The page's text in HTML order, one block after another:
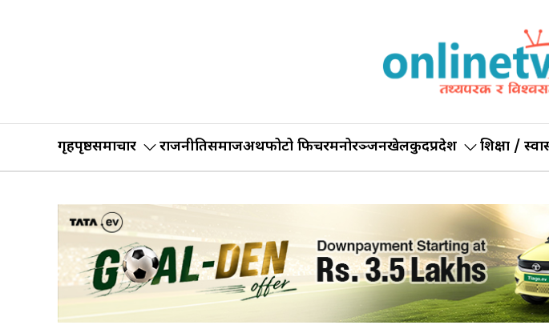
गृहपृष्ठसमाचार राजनीतिसमाजअर्थफोटो फिचरमनोरञ्जनखेलकुदप्रदेश शिक्षा /